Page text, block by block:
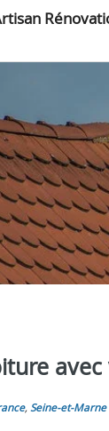
, Seine-et-Marne